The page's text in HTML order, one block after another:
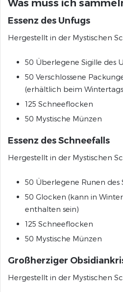
Was muss ich
Essenz des Unfugs
Hergestellt in der Mystischen
50 Überlegene Sigille des
50 Verschlossene
(erhältlich beim
125 Schneeflocken
50 Mystische Münzen
Essenz des Schneefalls
Hergestellt in der Mystischen
50 Überlegene Runen des
50 Glocken (kann in
enthalten sein)
125 Schneeflocken
50 Mystische Münzen
Großherziger
Hergestellt in der Mystischen